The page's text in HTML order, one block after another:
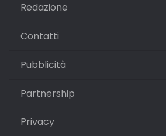
Redazione
Contatti
Pubblicità
Partnership
Privacy